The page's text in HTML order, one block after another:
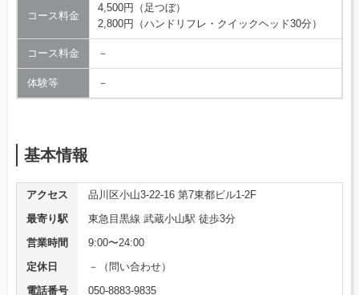
コース料金
4,500円（足つぼ）
2,800円（ハンドリフレ・クイックヘッド30分）
コース料金 －
体験等 －
基本情報
アクセス
品川区小山3-22-16 第7東都ビル1-2F
最寄り駅
東急目黒線 武蔵小山駅 徒歩3分
営業時間
9:00〜24:00
定休日
－（問い合わせ）
電話番号
050-8883-9835